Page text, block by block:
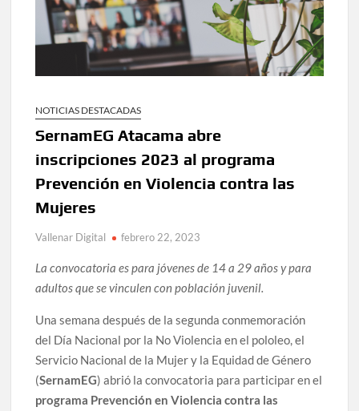
NOTICIAS DESTACADAS
SernamEG Atacama abre
inscripciones 2023 al programa
Prevención en Violencia contra las
Mujeres
Vallenar Digital febrero 22, 2023
La convocatoria es para jóvenes de 14 a 29 años y para
adultos que se vinculen con población juvenil.
Una semana después de la segunda conmemoración
del Día Nacional por la No Violencia en el pololeo, el
Servicio Nacional de la Mujer y la Equidad de Género
(SernamEG) abrió la convocatoria para participar en el
programa Prevención en Violencia contra las